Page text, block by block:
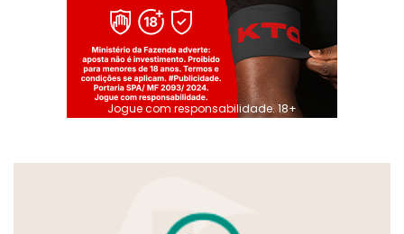
Jogue com responsabilidade. 18+